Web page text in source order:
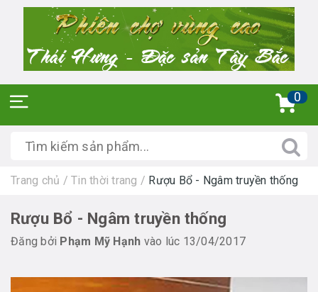
0
Trang chủ / Tin thời trang / Rượu Bổ - Ngâm truyền thống
Rượu Bổ - Ngâm truyền thống
Đăng bởi Phạm Mỹ Hạnh vào lúc 13/04/2017